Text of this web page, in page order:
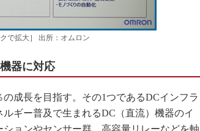
で拡大］ 出所：オムロン
器に対応
成長を目指す。その1つであるDCインフラ
ギー普及で生まれるDC（直流）機器のイ
ョンやセンサー群、高容量リレーなどを軸